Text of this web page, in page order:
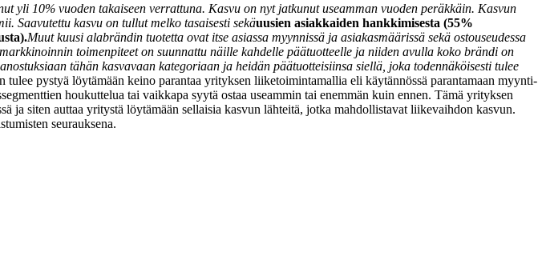
yli 10% vuoden takaiseen verrattuna. Kasvu on nyt jatkunut useamman vuoden peräkkäin. Kasvun
Saavutettu kasvu on tullut melko tasaisesti sekäuusien asiakkaiden hankkimisesta (55%
Muut kuusi alabrändin tuotetta ovat itse asiassa myynnissä ja asiakasmäärissä sekä ostouseudessa
toimenpiteet on suunnattu näille kahdelle päätuotteelle ja niiden avulla koko brändi on
tähän kasvavaan kategoriaan ja heidän päätuotteisiinsa siellä, joka todennäköisesti tulee
pystyä löytämään keino parantaa yrityksen liiketoimintamallia eli käytännössä parantamaan myynti-
houkuttelua tai vaikkapa syytä ostaa useammin tai enemmän kuin ennen. Tämä yrityksen
ja siten auttaa yritystä löytämään sellaisia kasvun lähteitä, jotka mahdollistavat liikevaihdon kasvun.
seurauksena.